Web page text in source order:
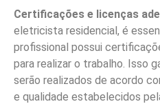
Certificações e licenças
eletricista residencial, é
profissional possui
para realizar o trabalho. Isso
serão realizados de acordo
e qualidade estabelecidos